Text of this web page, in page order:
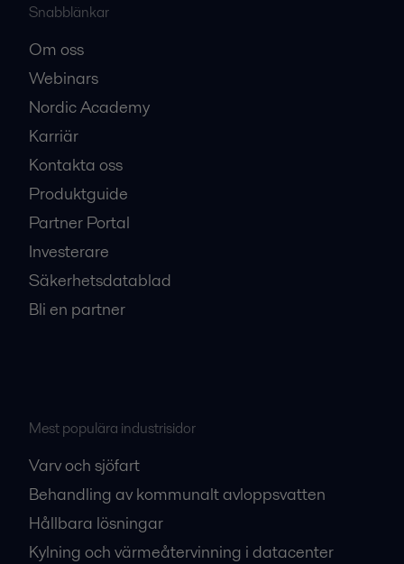
Snabblänkar
Om oss
Webinars
Nordic Academy
Karriär
Kontakta oss
Produktguide
Partner Portal
Investerare
Säkerhetsdatablad
Bli en partner
Mest populära industrisidor
Varv och sjöfart
Behandling av kommunalt avloppsvatten
Hållbara lösningar
Kylning och värmeåtervinning i datacenter